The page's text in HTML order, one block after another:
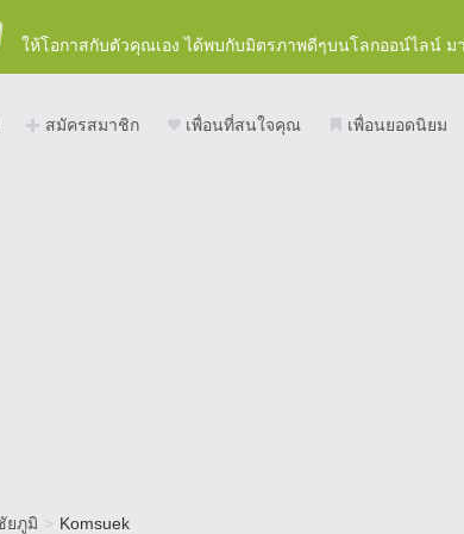
ให้โอกาสกับตัวคุณเอง ได้พบกับมิตรภาพดีๆบนโลกออน์ไลน์ ม
สมัครสมาชิก เพื่อนที่สนใจคุณ เพื่อนยอดนิยม
ยภูมิ > Komsuek